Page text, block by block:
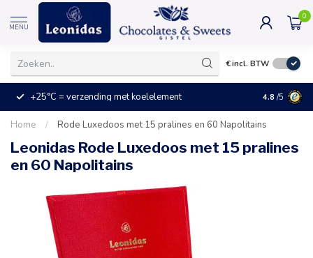
MENU
0
€incl. BTW
+25°C = verzending met koelelement Kleine
4.8 /5
Home / Rode Luxedoos met 15 pralines en 60 Napolitains
Leonidas Rode Luxedoos met 15 pralines
en 60 Napolitains